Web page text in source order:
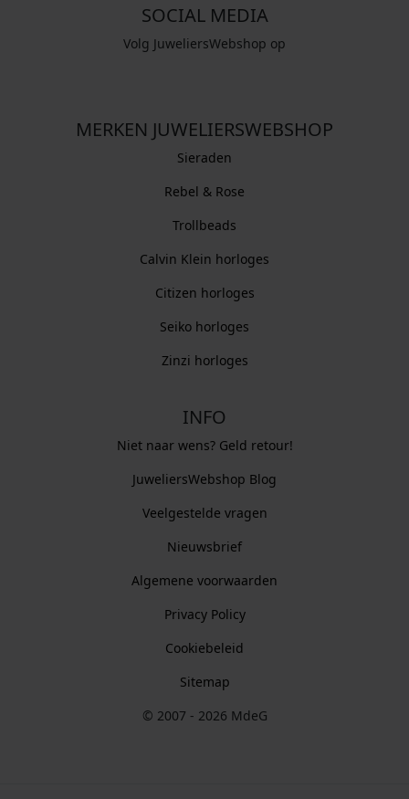
SOCIAL MEDIA
Volg JuweliersWebshop op
MERKEN JUWELIERSWEBSHOP
Sieraden
Rebel & Rose
Trollbeads
Calvin Klein horloges
Citizen horloges
Seiko horloges
Zinzi horloges
INFO
Niet naar wens? Geld retour!
JuweliersWebshop Blog
Veelgestelde vragen
Nieuwsbrief
Algemene voorwaarden
Privacy Policy
Cookiebeleid
Sitemap
© 2007 - 2026 MdeG